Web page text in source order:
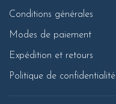
Conditions générales
Modes de paiement
Expédition et retours
Politique de confidentialité